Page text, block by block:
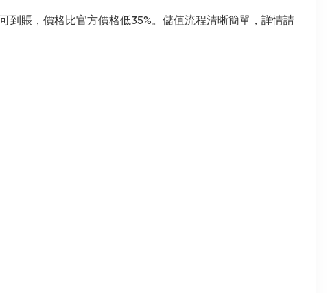
到賬，價格比官方價格低35%。儲值流程清晰簡單，詳情請